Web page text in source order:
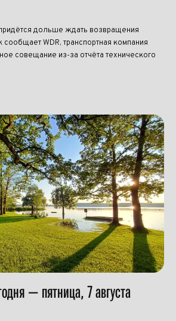
дольше ждать возвращения
WDR, транспортная компания
совещание из-за отчёта технического
— пятница, 7 августа